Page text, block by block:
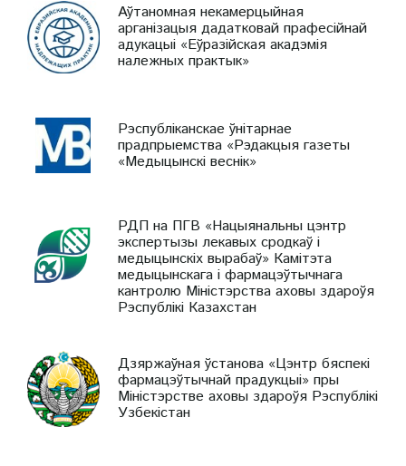
Аўтаномная некамерцыйная
арганізацыя дадатковай прафесійнай
адукацыі «Еўразійская акадэмія
належных практык»
Рэспубліканскае ўнітарнае
прадпрыемства «Рэдакцыя газеты
«Медыцынскі веснік»
РДП на ПГВ «Нацыянальны цэнтр
экспертызы лекавых сродкаў і
медыцынскіх вырабаў» Камітэта
медыцынскага і фармацэўтычнага
кантролю Міністэрства аховы здароўя
Рэспублікі Казахстан
Дзяржаўная ўстанова «Цэнтр бяспекі
фармацэўтычнай прадукцыі» пры
Міністэрстве аховы здароўя Рэспублікі
Узбекістан